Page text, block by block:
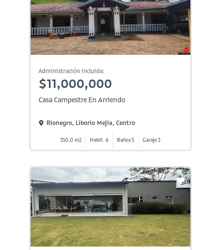
Administración incluida:
$11,000,000
Casa Campestre En Arriendo
Rionegro, Liborio Mejia, Centro
350.0 m2 Habit. 6 Baños 5 Garaje 3